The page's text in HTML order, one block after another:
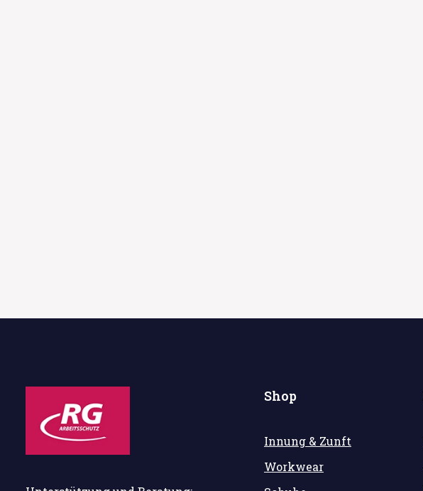
Shop
Innung & Zunft
Workwear